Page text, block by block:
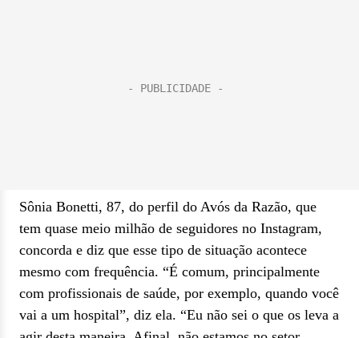
Sônia Bonetti, 87, do perfil do Avós da Razão, que
tem quase meio milhão de seguidores no Instagram,
concorda e diz que esse tipo de situação acontece
mesmo com frequência. “É comum, principalmente
com profissionais de saúde, por exemplo, quando você
vai a um hospital”, diz ela. “Eu não sei o que os leva a